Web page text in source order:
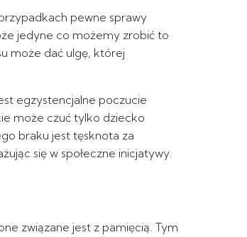
pewne sprawy
jedyne co możemy zrobić to
może dać ulgę, której
egzystencjalne poczucie
może czuć tylko dziecko
braku jest tęsknota za
się w społeczne inicjatywy.
związane jest z pamięcią. Tym